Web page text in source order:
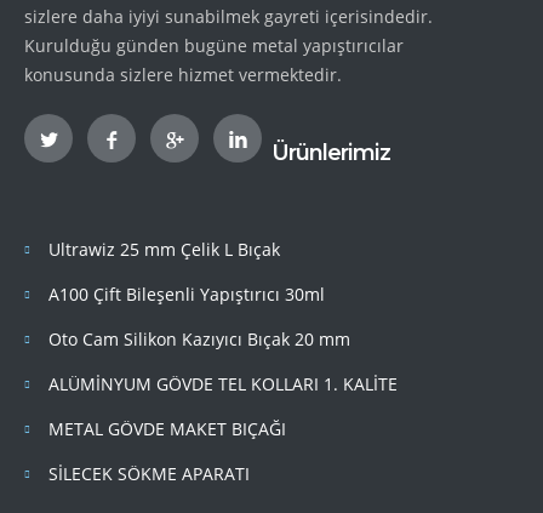
sizlere daha iyiyi sunabilmek gayreti içerisindedir.
Kurulduğu günden bugüne metal yapıştırıcılar
konusunda sizlere hizmet vermektedir.
Ürünlerimiz
Ultrawiz 25 mm Çelik L Bıçak
A100 Çift Bileşenli Yapıştırıcı 30ml
Oto Cam Silikon Kazıyıcı Bıçak 20 mm
ALÜMİNYUM GÖVDE TEL KOLLARI 1. KALİTE
METAL GÖVDE MAKET BIÇAĞI
SİLECEK SÖKME APARATI